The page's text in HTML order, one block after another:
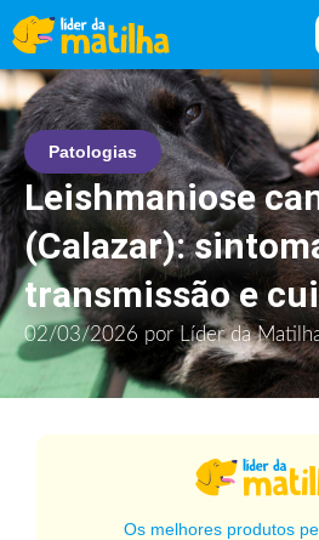
Patologias
Leishmaniose
(Calazar):
transmissão e
02/03/2026 porLíder da
Os melhores produtos